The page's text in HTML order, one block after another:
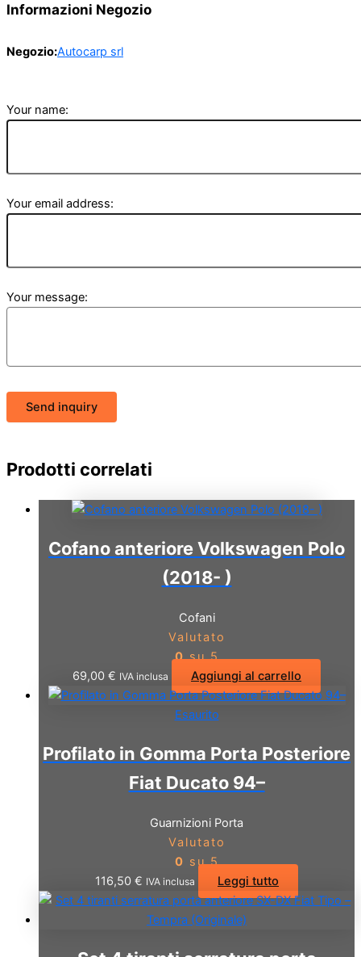
Informazioni Negozio
Negozio:Autocarp srl
Your name:
Your email address:
Your message:
Send inquiry
Prodotti correlati
Cofano anteriore Volkswagen Polo
(2018- )
Cofani
Valutato
0su 5
69,00 € IVA inclusa Aggiungi al carrello
Esaurito
Profilato in Gomma Porta Posteriore
Fiat Ducato 94–
Guarnizioni Porta
Valutato
0 su 5
116,50 € IVA inclusa Leggi tutto